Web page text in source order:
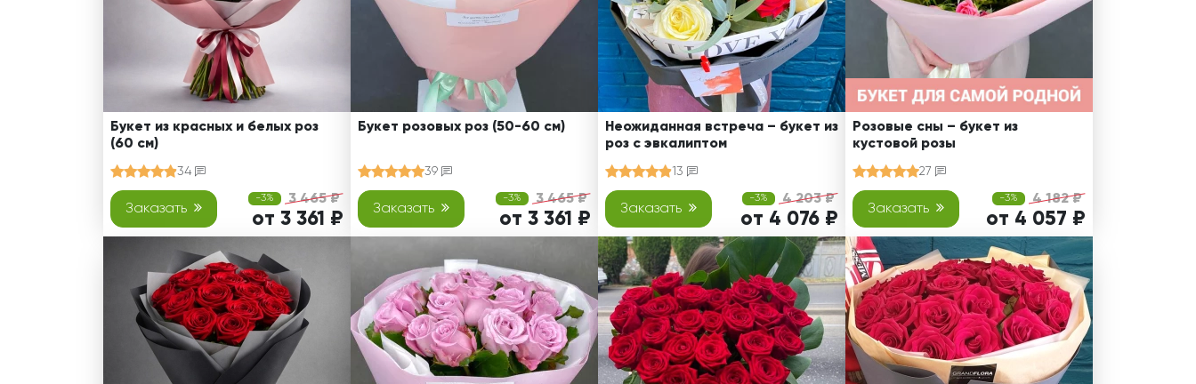
Букет из красных и белых роз
(60 см)
34
Заказать
-3% 3 465 ₽
от 3 361 ₽
Букет розовых роз (50-60 см)
39
Заказать
-3% 3 465 ₽
от 3 361 ₽
Неожиданная встреча – букет из
роз с эвкалиптом
13
Заказать
-3% 4 203 ₽
от 4 076 ₽
Розовые сны – букет из
кустовой розы
27
Заказать
-3% 4 182 ₽
от 4 057 ₽